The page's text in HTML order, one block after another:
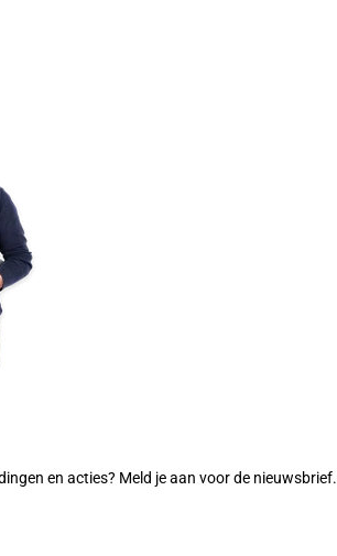
en acties? Meld je aan voor de nieuwsbrief.